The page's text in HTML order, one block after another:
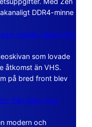
DDR4-minne
visade vägen mot
som lovade
åtkomst än VHS.
på bred front blev
från tiden före
modern och